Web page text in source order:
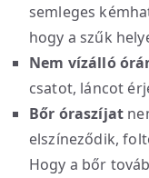
semleges
hogy a szűk
Nem vízálló
csatot, láncot
Bőr óraszíjat
elszíneződik,
Hogy a bőr